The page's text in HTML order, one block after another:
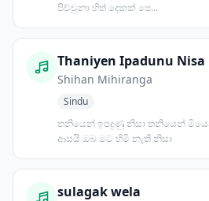
පිච්චුනා හිත් දෙකක් පෙ...
Thaniyen Ipadunu Nisa
Shihan Mihiranga
Sindu
තනියෙන් ඉපදුණු නිසා තනියෙන්
ආසයි ඔබ මට හිමි නැති නිසා
sulagak wela